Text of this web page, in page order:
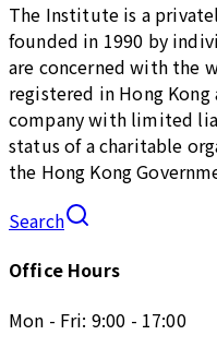
The Institute is a
founded in 1990 by
are concerned with the
registered in Hong
company with limited
status of a charitable
the Hong Kong
Search
Office Hours
Mon - Fri: 9:00 - 17:00